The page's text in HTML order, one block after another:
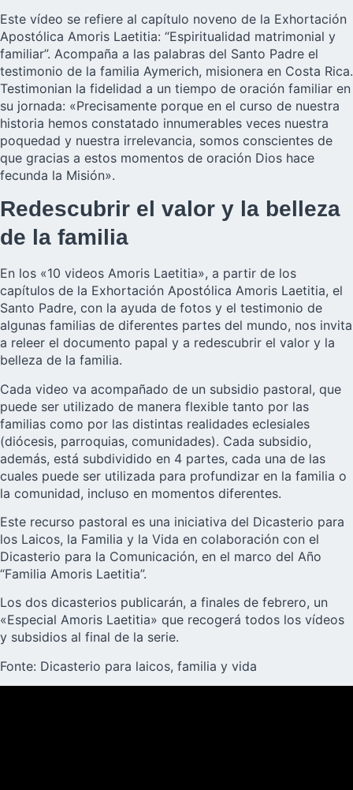
Este vídeo se refiere al capítulo noveno de la Exhortación
Apostólica Amoris Laetitia: “Espiritualidad matrimonial y
familiar”. Acompaña a las palabras del Santo Padre el
testimonio de la familia Aymerich, misionera en Costa Rica.
Testimonian la fidelidad a un tiempo de oración familiar en
su jornada: «Precisamente porque en el curso de nuestra
historia hemos constatado innumerables veces nuestra
poquedad y nuestra irrelevancia, somos conscientes de
que gracias a estos momentos de oración Dios hace
fecunda la Misión».
Redescubrir el valor y la belleza
de la familia
En los «10 videos Amoris Laetitia», a partir de los
capítulos de la Exhortación Apostólica Amoris Laetitia, el
Santo Padre, con la ayuda de fotos y el testimonio de
algunas familias de diferentes partes del mundo, nos invita
a releer el documento papal y a redescubrir el valor y la
belleza de la familia.
Cada video va acompañado de un subsidio pastoral, que
puede ser utilizado de manera flexible tanto por las
familias como por las distintas realidades eclesiales
(diócesis, parroquias, comunidades). Cada subsidio,
además, está subdividido en 4 partes, cada una de las
cuales puede ser utilizada para profundizar en la familia o
la comunidad, incluso en momentos diferentes.
Este recurso pastoral es una iniciativa del Dicasterio para
los Laicos, la Familia y la Vida en colaboración con el
Dicasterio para la Comunicación, en el marco del Año
“Familia Amoris Laetitia”.
Los dos dicasterios publicarán, a finales de febrero, un
«Especial Amoris Laetitia» que recogerá todos los vídeos
y subsidios al final de la serie.
Fonte: Dicasterio para laicos, familia y vida